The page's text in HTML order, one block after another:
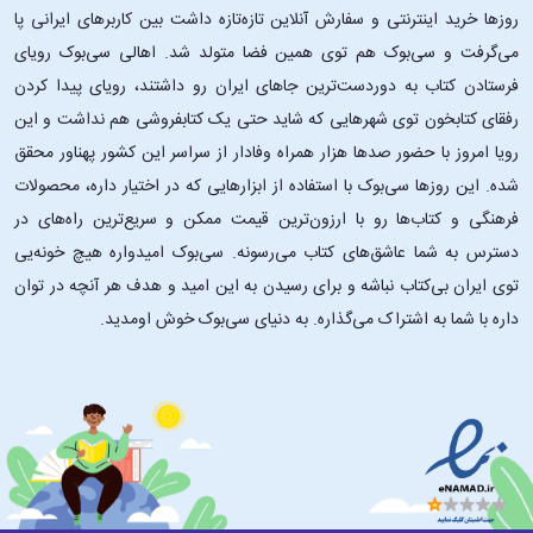
• چون کمک می‌کند تا از فرار از درد دست بردارید:یکی از قدرتمندترین
دستاوردهای کتاب، این است که نشان می‌دهد اجتناب، تنها رنج را تشدید
می‌کند. پما چودرون توضیح می‌دهد که وقتی سعی می‌کنیم از ترس، غم یا
اضطراب فرار کنیم، اغلب با افزودن مقاومت و خودداوری، آنها را تقویت
می‌کنیم. این کتاب با هدایت ملایم خوانندگان به حضور در کنار ناراحتی، نوعی
شجاعت عاطفی را آموزش می‌دهد که باعث کاهش تضاد درونی می‌شود. این
رویکرد درد را به حداقل نمی‌رساند. در عوض باعث می‌شود که کمتر طاقت‌فرسا
باشد.
• چون نحوه درک شما از شکست، فقدان و فروپاشی تغییر می‌دهد:این کتاب
لحظات فروپاشی را به عنوان نقاط عطف ضروری به جای شکست‌های شخصی،
سفت و سخت است و فضایی برای آگاهی عمیق‌تر ایجاد می‌کند. خواندن این
کتاب می‌تواند به ویژه برای افرادی که سختی را به عنوان اثبات بی‌کفایتی
می‌بینند، رهایی‌بخش باشد.
• چون یاد می‌گیرید چطور نسبت به خودتان دلسوز باشید:دلیل اصلی خواندن
این کتاب، چالش مداوم آن با خود-انتقادی شدید است. پما چودرون تأکید
روزها خرید اینترنتی و سفارش آنلاین تازه‌تازه داشت بین کاربرهای ایرانی پا
می‌گرفت و سی‌بوک هم توی همین فضا متولد شد. اهالی سی‌بوک رویای
فرستادن کتاب به دوردست‌ترین جاهای ایران رو داشتند، رویای پیدا کردن
رفقای کتابخون توی شهرهایی که شاید حتی یک کتابفروشی هم نداشت و این
رویا امروز با حضور صدها هزار همراه وفادار از سراسر این کشور پهناور محقق
شده. این ‌روزها سی‌بوک با استفاده از ابزارهایی که در اختیار داره، محصولات
فرهنگی و کتاب‌ها رو با ارزون‌ترین قیمت ممکن و سریع‌ترین راه‌های در
دسترس به شما عاشق‌های کتاب می‌رسونه. سی‌بوک امیدواره هیچ خونه‌یی
توی ایران بی‌کتاب نباشه و برای رسیدن به این امید و هدف هر آنچه در توان
داره با شما به اشتراک می‌گذاره. به دنیای سی‌بوک خوش اومدید.